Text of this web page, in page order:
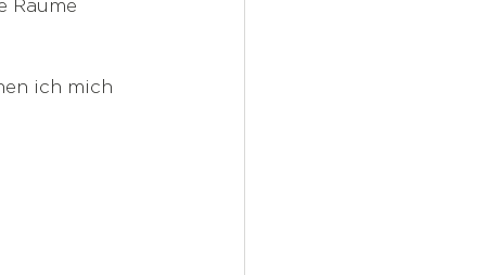
Räume
ich mich